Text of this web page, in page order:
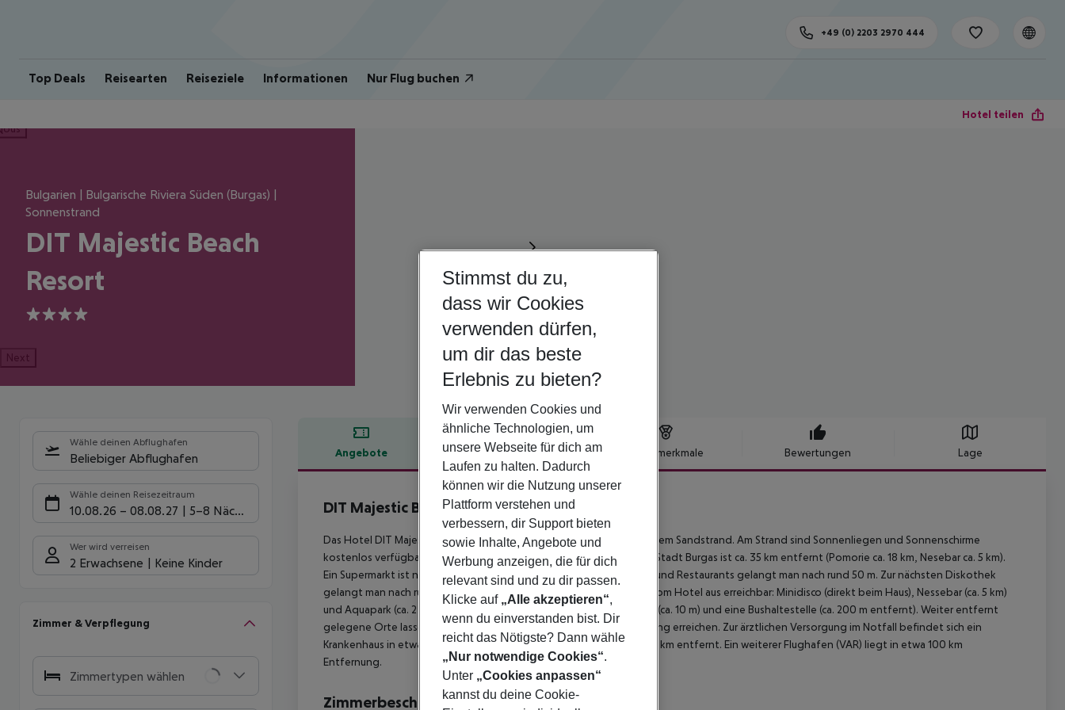
Top Deals Reisearten Reiseziele Informationen Nur Flug buchen
+49 (0) 2203 2970 444
Hotel teilen
Bulgarien | Bulgarische Riviera Süden (Burgas) |
Sonnenstrand
DIT Majestic Beach
Resort
4
Next
Wähle deinen Abflughafen
Beliebiger Abflughafen
Wähle deinen Reisezeitraum
10.08.26 – 08.08.27 5-8 Nächte
Wer wird verreisen
2 Erwachsene Keine Kinder
Zimmer & Verpflegung
Zimmertypen wählen
Angebote Hotelbeschreibung Hotelmerkmale Bewertungen Lage
Hotelbeschreibung
DIT Majestic Beach Resort
4
Das Hotel DIT Majestic Beach Resort liegt direkt am Sunny Beach, einem Sandstrand. Am Strand sind Sonnenliegen und Sonnenschirme
kostenlos verfügbar. Zum touristischen Zentrum sind es ca. 1 km. Die Stadt Burgas ist ca. 35 km entfernt (Pomorie ca. 18 km, Nesebar ca. 5 km).
Ein Supermarkt ist nach ca. 200 m zu erreichen. Zu den nächsten Bars und Restaurants gelangt man nach rund 50 m. Zur nächsten Diskothek
gelangt man nach rund 200 m. Folgende Sehenswürdigkeiten sind vom Hotel aus erreichbar: Minidisco (direkt beim Haus), Nessebar (ca. 5 km)
und Aquapark (ca. 2 km). Für Mobilität im Urlaub sorgen ein Taxistand (ca. 10 m) und eine Bushaltestelle (ca. 200 m entfernt). Weiter entfernt
gelegene Orte lassen sich über den Bahnhof in rund 40 km Entfernung erreichen. Zur ärztlichen Versorgung im Notfall befindet sich ein
Krankenhaus in etwa 10 km Entfernung. Der Flughafen (BOJ) ist ca. 27 km entfernt. Ein weiterer Flughafen (VAR) liegt in etwa 100 km
Entfernung.
Zimmerbeschreibung
Stimmst du zu,
dass wir Cookies
verwenden dürfen,
um dir das beste
Erlebnis zu bieten?
Wir verwenden Cookies und
ähnliche Technologien, um
unsere Webseite für dich am
Laufen zu halten. Dadurch
können wir die Nutzung unserer
Plattform verstehen und
verbessern, dir Support bieten
sowie Inhalte, Angebote und
Werbung anzeigen, die für dich
relevant sind und zu dir passen.
Klicke auf „Alle akzeptieren“,
wenn du einverstanden bist. Dir
reicht das Nötigste? Dann wähle
„Nur notwendige Cookies“.
Unter „Cookies anpassen“
kannst du deine Cookie-